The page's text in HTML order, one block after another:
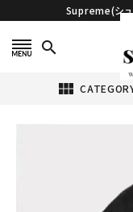
Supreme(シ
search
view_module